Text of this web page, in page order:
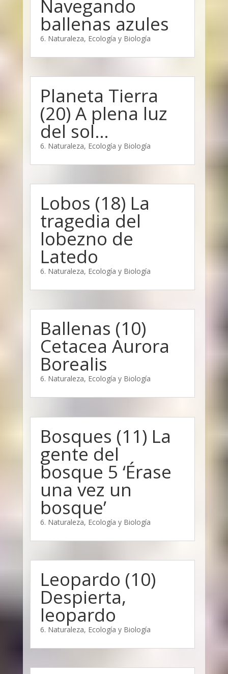
Navegando
ballenas azules
6. Naturaleza, Ecología y Biología
Planeta Tierra
(20) A plena luz
del sol…
6. Naturaleza, Ecología y Biología
Lobos (18) La
tragedia del
lobezno de
Latedo
6. Naturaleza, Ecología y Biología
Ballenas (10)
Cetacea Aurora
Borealis
6. Naturaleza, Ecología y Biología
Bosques (11) La
gente del
bosque 5 ‘Érase
una vez un
bosque’
6. Naturaleza, Ecología y Biología
Leopardo (10)
Despierta,
leopardo
6. Naturaleza, Ecología y Biología